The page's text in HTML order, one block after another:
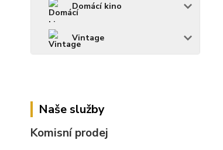
Domácí kino
Vintage
Naše služby
Komisní prodej